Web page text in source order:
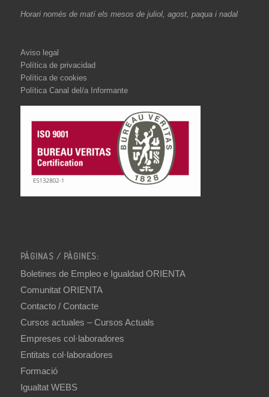
Horari només de matí els mesos de juliol, agost, paqua i nadal
Aviso legal
Política de privacidad
Política de cookies
Política Canal del/a Informante
PÁGINAS / PÀGINES:
Boletines de Empleo e Igualdad ORIENTA
Comunitat ORIENTA
Contacto / Contacte
Cursos actuales – Cursos Actuals
Empreses col·laboradores
Entitats col·laboradores
Formació
Igualtat WEBS